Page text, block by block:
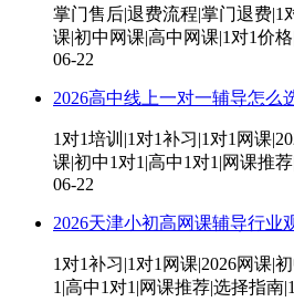
掌门售后|退费流程|掌门退费|1
课|初中网课|高中网课|1对1价
06-22
2026高中线上一对一辅导怎么
1对1培训|1对1补习|1对1网课
课|初中1对1|高中1对1|网课推
06-22
2026天津小初高网课辅导行业
1对1补习|1对1网课|2026网课|
1|高中1对1|网课推荐|选择指南